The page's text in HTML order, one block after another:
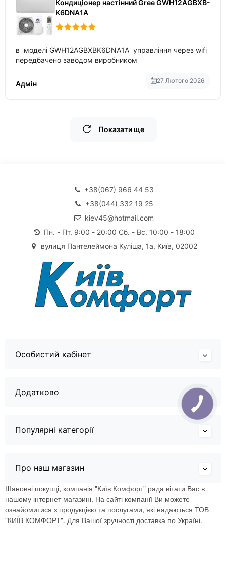
Кондиціонер настінний Gree GWH12AGBXB-
K6DNA1A
в моделі GWH12AGBXBK6DNA1A управління через wifi
передбачено заводом виробником
Адмін 27 Лютого 2026
Показати ще
+38(067) 966 44 53
+38(044) 332 19 25
kiev45@hotmail.com
Пн. - Пт. 9:00 - 20:00 Сб. - Вс. 10:00 - 18:00
вулиця Пантелеймона Куліша, 1а, Київ, 02002
Особистий кабінет
Додатково
Популярні категорії
Про наш магазин
Шановні покупці, компанія "Київ Комфорт" рада вітати Вас в
нашому інтернет магазині. На сайті компанії Ви можете
ознайомитися з продукцією та послугами, які надаються ТОВ
"КИЇВ КОМФОРТ". Для Вашої зручності доставка по Україні.